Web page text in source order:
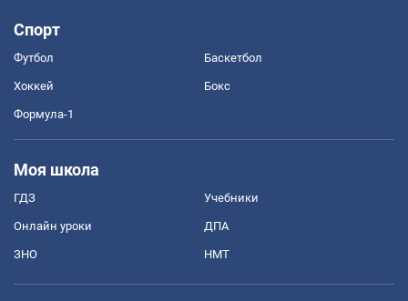
Спорт
Футбол Баскетбол
Хоккей Бокс
Формула-1
Моя школа
ГДЗ Учебники
Онлайн уроки ДПА
ЗНО НМТ